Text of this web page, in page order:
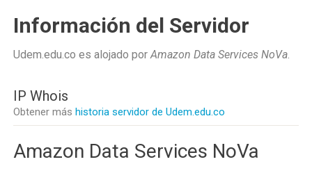
Información del Servidor
Udem.edu.co es alojado porAmazon Data Services NoVa.
IP Whois
Obtener más historia servidor de Udem.edu.co
Amazon Data Services NoVa